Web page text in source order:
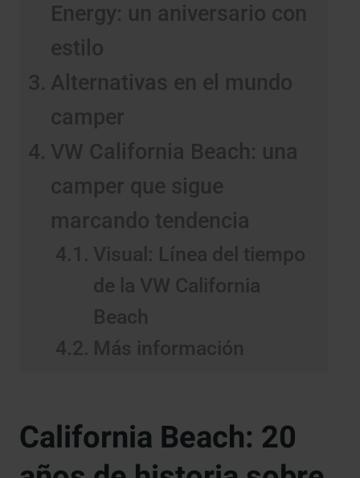
Energy: un aniversario con
estilo
Alternativas en el mundo
camper
VW California Beach: una
camper que sigue
marcando tendencia
Visual: Línea del tiempo
de la VW California
Beach
Más información
California Beach: 20